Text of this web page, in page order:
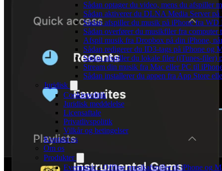
Sådan optager du video, mens du afspiller
Sådan aktiverer du DLNA Media Server
Sådan afspiller du musik på iPhone fra
Sådan overfører du musikfiler fra
Afspil musik fra Dropbox på din iPhone,
Sådan redigerer du ID3-tags på iPhone og
Sådan afspiller du lokale filer (iTunes-filer)
Stream din musik fra Mac eller PC til
Sådan installerer du appen fra App Store
Juridisk
Cookiepolitik
Juridisk meddelelse
Licensaftale
Privatlivspolitik
Vilkår og betingelser
Kontakt os
Om os
Produkter
Evermusic - Offline musikafspiller til iPhone og